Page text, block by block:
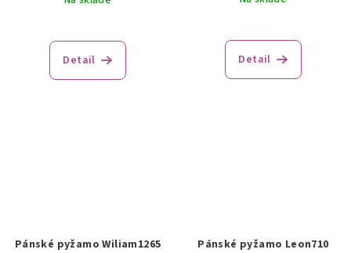
Detail Detail
Pánské pyžamo Wiliam1265 Pánské pyžamo Leon710